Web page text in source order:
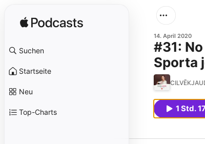
Suchen
Startseite
Neu
Top-Charts
14. April 2020
#31:
Sporta
1 Std.